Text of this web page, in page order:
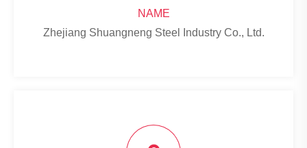
NAME
Zhejiang Shuangneng Steel Industry Co., Ltd.